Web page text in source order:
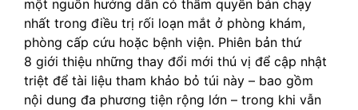
một nguồn hướng dẫn có thẩm quyền bán chạy
nhất trong điều trị rối loạn mắt ở phòng khám,
phòng cấp cứu hoặc bệnh viện. Phiên bản thứ
8 giới thiệu những thay đổi mới thú vị để cập nhật
triệt để tài liệu tham khảo bỏ túi này – bao gồm
nội dung đa phương tiện rộng lớn – trong khi vẫn